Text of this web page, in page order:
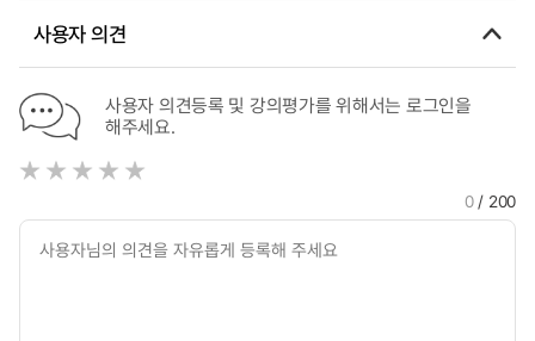
사용자 의견
사용자 의견등록 및 강의평가를 위해서는 로그인을
해주세요.
0/ 200